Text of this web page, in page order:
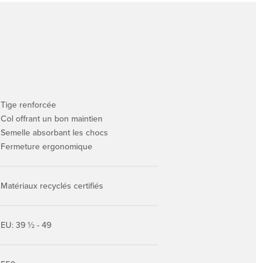
Tige renforcée
Col offrant un bon maintien
Semelle absorbant les chocs
Fermeture ergonomique
Matériaux recyclés certifiés
EU: 39 ½ - 49